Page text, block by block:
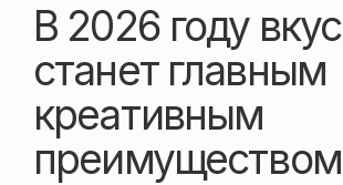
В 2026 году вкус
станет главным
креативным
преимуществом